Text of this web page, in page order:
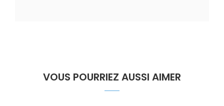
VOUS POURRIEZ AUSSI AIMER